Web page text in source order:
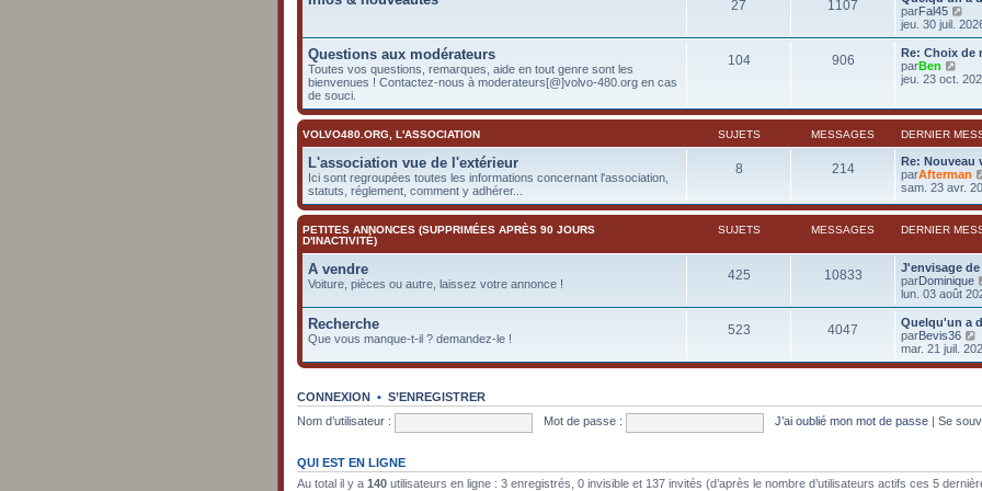
e
d
e
r
i
r
m
e
s
s
a
g
e
27 1107
parFal45
o
i
r
e
r
n
i
r
m
e
s
a
jeu. 30 juil.
Questions aux modérateurs
Toutes vos questions, remarques, aide en tout genre sont les
bienvenues ! Contactez-nous à moderateurs[@]volvo-480.org en cas
de souci.
104 906
Re: Choix de
parBen
o
l
e
e
r
n
i
e
m
s
a
g
jeu. 23 oct.
VOLVO480.ORG, L'ASSOCIATION SUJETS MESSAGES DERNIER
L'association vue de l'extérieur
Ici sont regroupées toutes les informations concernant l'association,
statuts, réglement, comment y adhérer...
8 214
Re: Nouveau
parAfterman
sam. 23 avr.
PETITES ANNONCES (SUPPRIMÉES APRÈS 90 JOURS
D'INACTIVITÉ)
SUJETS MESSAGES DERNIER
A vendre
Voiture, pièces ou autre, laissez votre annonce !
425 10833
J'envisage de
parDominique
lun. 03 août
Recherche
Que vous manque-t-il ? demandez-le !
523 4047
Quelqu'un a
parBevis36
i
mar. 21 juil.
CONNEXION • S’ENREGISTRER
Nom d’utilisateur :
Mot de passe : J’ai oublié mon mot de passe Se
QUI EST EN LIGNE
Au total il y a 140 utilisateurs en ligne : 3 enregistrés, 0 invisible et 137 invités (d’après le nombre d’utilisateurs actifs ces 5